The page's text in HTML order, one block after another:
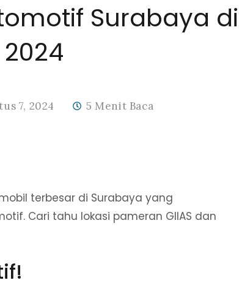
Surabaya di
2024
7, 2024 5 Menit Baca
terbesar di Surabaya yang
Cari tahu lokasi pameran GIIAS dan